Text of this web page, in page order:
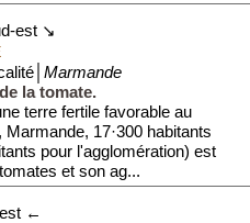
est ↘
Marmande
la tomate.
terre fertile favorable au
Marmande, 17·300 habitants
pour l'agglomération) est
et son ag...
←